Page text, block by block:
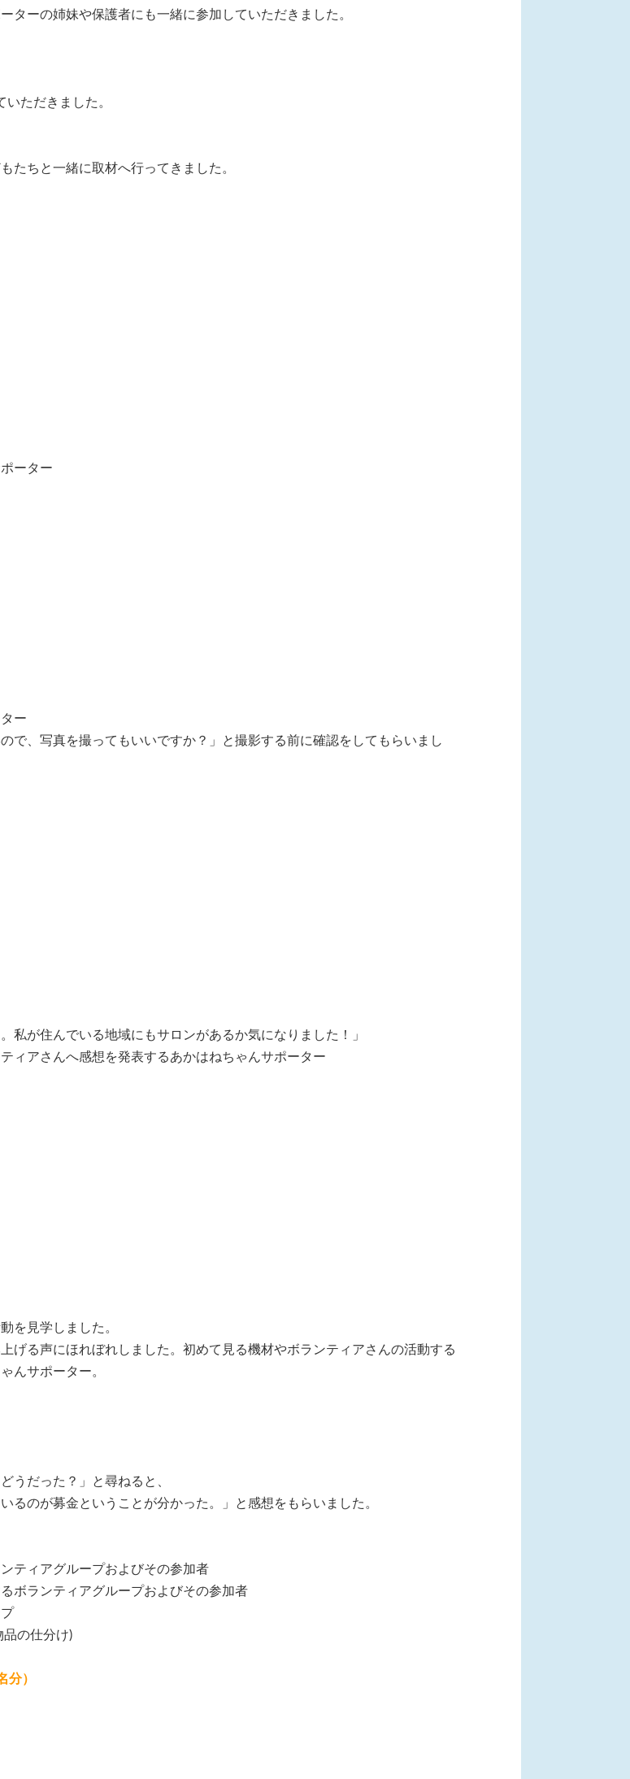
ターの姉妹や保護者にも一緒に参加していただきました。
ただきました。
たちと一緒に取材へ行ってきました。
ーター
ー
で、写真を撮ってもいいですか？」と撮影する前に確認をしてもらいまし
私が住んでいる地域にもサロンがあるか気になりました！」
ィアさんへ感想を発表するあかはねちゃんサポーター
を見学しました。
げる声にほれぼれしました。初めて見る機材やボランティアさんの活動する
んサポーター。
うだった？」と尋ねると、
るのが募金ということが分かった。」と感想をもらいました。
ティアグループおよびその参加者
ボランティアグループおよびその参加者
品の仕分け)
分）